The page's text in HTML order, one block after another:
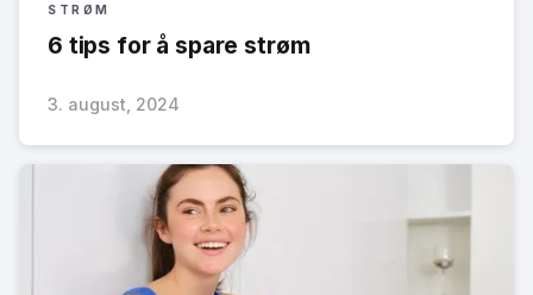
STRØM
6 tips for å spare strøm
3. august, 2024